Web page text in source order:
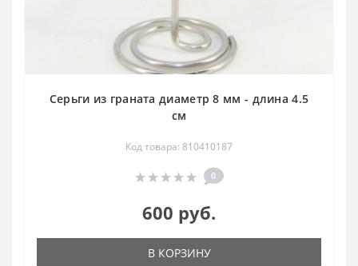
Серьги из граната диаметр 8 мм - длина 4.5
см
Код товара: 810410187
0
600 руб.
В КОРЗИНУ